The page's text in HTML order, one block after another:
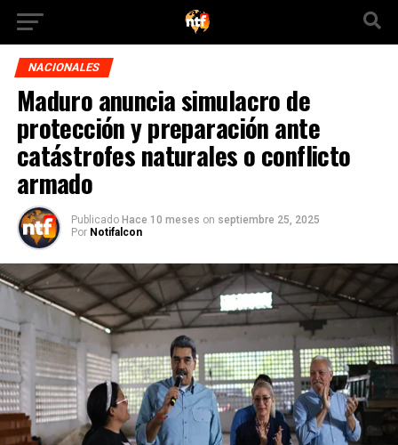
NACIONALES
Maduro anuncia simulacro de
protección y preparación ante
catástrofes naturales o conflicto
armado
Publicado Hace 10 meses on septiembre 25, 2025
Por Notifalcon